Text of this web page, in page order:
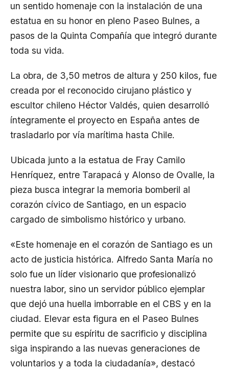
un sentido homenaje con la instalación de una
estatua en su honor en pleno Paseo Bulnes, a
pasos de la Quinta Compañía que integró durante
toda su vida.
La obra, de 3,50 metros de altura y 250 kilos, fue
creada por el reconocido cirujano plástico y
escultor chileno Héctor Valdés, quien desarrolló
íntegramente el proyecto en España antes de
trasladarlo por vía marítima hasta Chile.
Ubicada junto a la estatua de Fray Camilo
Henríquez, entre Tarapacá y Alonso de Ovalle, la
pieza busca integrar la memoria bomberil al
corazón cívico de Santiago, en un espacio
cargado de simbolismo histórico y urbano.
«Este homenaje en el corazón de Santiago es un
acto de justicia histórica. Alfredo Santa María no
solo fue un líder visionario que profesionalizó
nuestra labor, sino un servidor público ejemplar
que dejó una huella imborrable en el CBS y en la
ciudad. Elevar esta figura en el Paseo Bulnes
permite que su espíritu de sacrificio y disciplina
siga inspirando a las nuevas generaciones de
voluntarios y a toda la ciudadanía», destacó